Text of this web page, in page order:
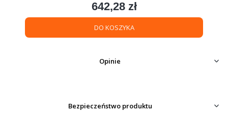
Cena
642,28 zł
DO KOSZYKA
Opinie
Bezpieczeństwo produktu